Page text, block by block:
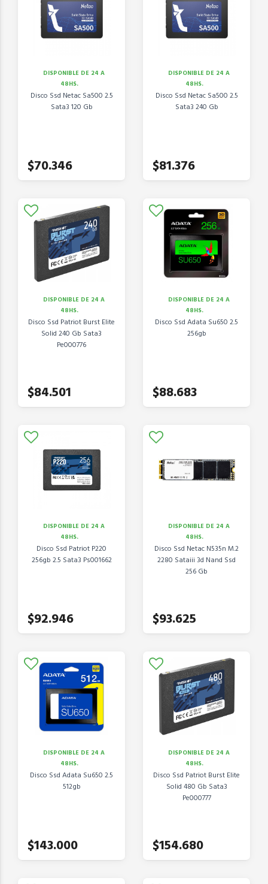
DISPONIBLE DE 24 A
48HS.
Disco Ssd Netac Sa500 2.5
Sata3 120 Gb
$70.346
DISPONIBLE DE 24 A
48HS.
Disco Ssd Netac Sa500 2.5
Sata3 240 Gb
$81.376
DISPONIBLE DE 24 A
48HS.
Disco Ssd Patriot Burst Elite
Solid 240 Gb Sata3
Pe000776
$84.501
DISPONIBLE DE 24 A
48HS.
Disco Ssd Adata Su650 2.5
256gb
$88.683
DISPONIBLE DE 24 A
48HS.
Disco Ssd Patriot P220
256gb 2.5 Sata3 Ps001662
$92.946
DISPONIBLE DE 24 A
48HS.
Disco Ssd Netac N535n M.2
2280 Sataiii 3d Nand Ssd
256 Gb
$93.625
DISPONIBLE DE 24 A
48HS.
Disco Ssd Adata Su650 2.5
512gb
$143.000
DISPONIBLE DE 24 A
48HS.
Disco Ssd Patriot Burst Elite
Solid 480 Gb Sata3
Pe000777
$154.680